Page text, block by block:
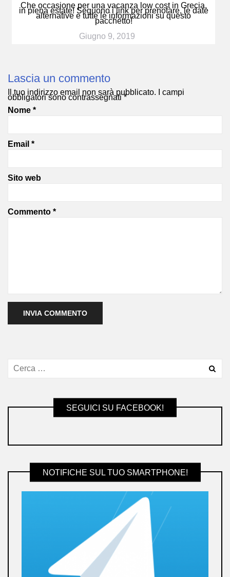
Che occasione per una vacanza low cost in Grecia,
in piena estate! Seguono i link per prenotare, le date
alternative e tutte le informazioni su questo
pacchetto!
Giugno 9, 2019
Lascia un commento
Il tuo indirizzo email non sarà pubblicato. I campi
obbligatori sono contrassegnati*
Nome *
Email *
Sito web
Commento *
SEGUICI SU FACEBOOK!
NOTIFICHE SUL TUO SMARTPHONE!